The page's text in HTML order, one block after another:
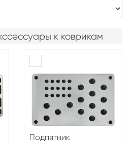
к коврикам
Подпятник